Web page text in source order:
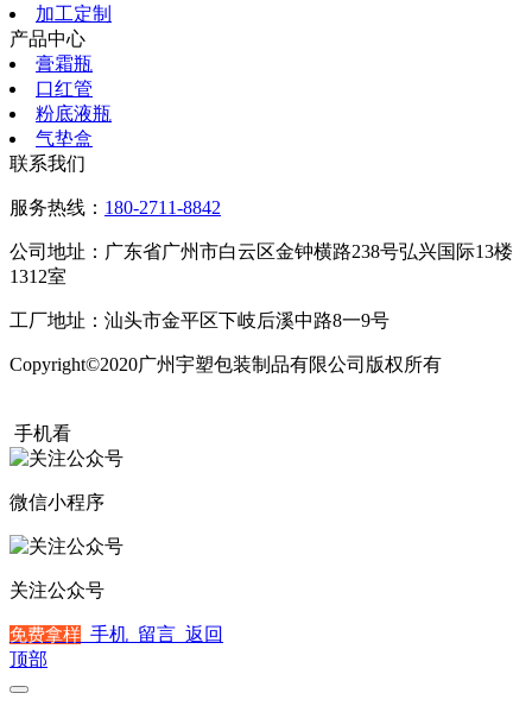
加工定制
产品中心
膏霜瓶
口红管
粉底液瓶
气垫盒
联系我们
服务热线： 180-2711-8842
公司地址：广东省广州市白云区金钟横路238号弘兴国际13楼
1312室
工厂地址：汕头市金平区下岐后溪中路8一9号
Copyright©2020广州宇塑包装制品有限公司版权所有
手机看
微信小程序
关注公众号
免费拿样 手机 留言 返回
顶部